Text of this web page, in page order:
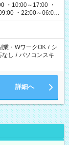
・10:00～17:00 ・
・22:00～06:00
業・WワークOK / シ
なし / パソコンスキ
詳細へ